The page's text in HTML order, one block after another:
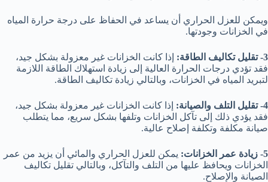
ويمكن للعزل الحراري أن يساعد في الحفاظ على درجة حرارة المياه
في الخزانات وجودتها.
3- تقليل تكاليف الطاقة:
إذا كانت الخزانات غير معزولة بشكل جيد،
فقد تؤدي درجات الحرارة العالية إلى زيادة استهلاك الطاقة اللازمة
لتبريد المياه في الخزانات، وبالتالي زيادة تكاليف الطاقة.
4- تقليل التلف والصيانة:
إذا كانت الخزانات غير معزولة بشكل جيد،
فقد يؤدي ذلك إلى تآكل الخزانات وتلفها بشكل سريع، مما يتطلب
صيانة مكلفة وتكلفة إصلاح عالية.
5- زيادة عمر الخزانات:
يمكن للعزل الحراري والمائي أن يزيد من عمر
الخزانات ويحافظ عليها من التلف والتآكل، وبالتالي تقليل تكاليف
الصيانة والإصلاح.